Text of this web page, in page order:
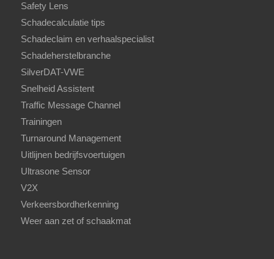
Safety Lens
Schadecalculatie tips
Schadeclaim en verhaalspecialist
Schadeherstelbranche
SilverDAT-VWE
Snelheid Assistent
Traffic Message Channel
Trainingen
Turnaround Management
Uitlijnen bedrijfsvoertuigen
Ultrasone Sensor
V2X
Verkeersbordherkenning
Weer aan zet of schaakmat